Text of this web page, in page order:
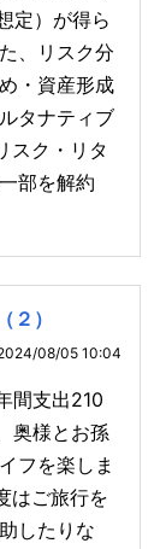
定）が得ら
、リスク分
・資産形成
タナティブ
スク・リタ
部を解約
）
08/05 10:04
間支出210
奥様とお孫
フを楽しま
はご旅行を
したりな